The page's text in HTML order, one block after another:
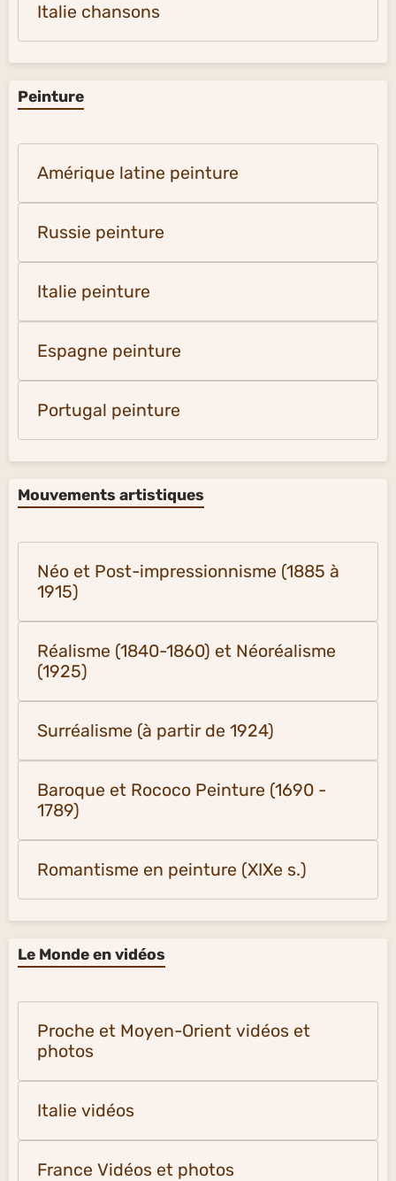
Italie chansons
Peinture
Amérique latine peinture
Russie peinture
Italie peinture
Espagne peinture
Portugal peinture
Mouvements artistiques
Néo et Post-impressionnisme (1885 à
1915)
Réalisme (1840-1860) et Néoréalisme
(1925)
Surréalisme (à partir de 1924)
Baroque et Rococo Peinture (1690 -
1789)
Romantisme en peinture (XIXe s.)
Le Monde en vidéos
Proche et Moyen-Orient vidéos et
photos
Italie vidéos
France Vidéos et photos